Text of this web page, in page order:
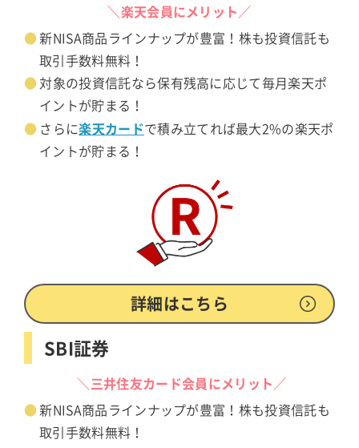
＼楽天会員にメリット／
新NISA商品ラインナップが豊富！株も投資信託も
取引手数料無料！
対象の投資信託なら保有残高に応じて毎月楽天ポ
イントが貯まる！
さらに楽天カードで積み立てれば最大2%の楽天ポ
イントが貯まる！
詳細はこちら
SBI証券
＼三井住友カード会員にメリット／
新NISA商品ラインナップが豊富！株も投資信託も
取引手数料無料！